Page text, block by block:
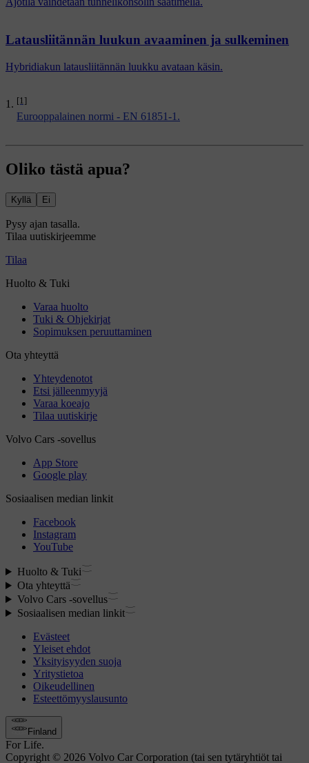
[1]
Eurooppalainen normi - EN 61851-1.
Latausliitännän luukun avaaminen ja sulkeminen
Hybridiakun latausliitännän luukku avataan käsin.
Oliko tästä apua?
Kyllä Ei